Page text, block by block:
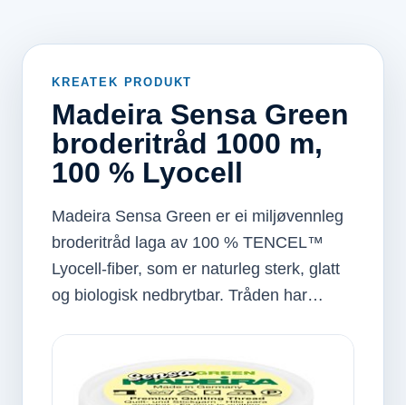
KREATEK PRODUKT
Madeira Sensa Green
broderitråd 1000 m,
100 % Lyocell
Madeira Sensa Green er ei miljøvennleg
broderitråd laga av 100 % TENCEL™
Lyocell-fiber, som er naturleg sterk, glatt
og biologisk nedbrytbar. Tråden har…